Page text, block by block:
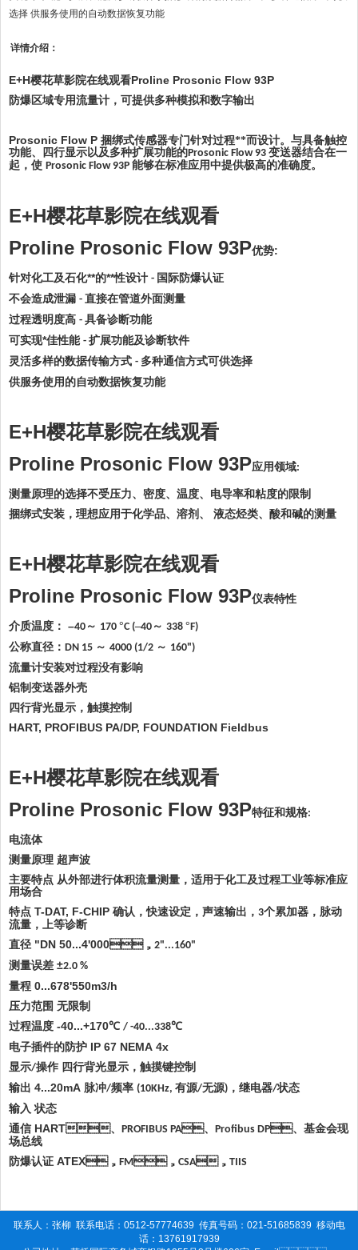
选择 供服务使用的自动数据恢复功能
详情介绍：
E+H樱花草影院在线观看Proline Prosonic Flow 93P
防爆区域专用流量计，可提供多种模拟和数字输出
Prosonic Flow P 捆绑式传感器专门针对过程**而设计。与具备触控
功能、四行显示以及多种扩展功能的Prosonic Flow 93 变送器结合在一
起，使 Prosonic Flow 93P 能够在标准应用中提供极高的准确度。
E+H樱花草影院在线观看
Proline Prosonic Flow 93P优势:
针对化工及石化**的**性设计 - 国际防爆认证
不会造成泄漏 - 直接在管道外面测量
过程透明度高 - 具备诊断功能
可实现*佳性能 - 扩展功能及诊断软件
灵活多样的数据传输方式 - 多种通信方式可供选择
供服务使用的自动数据恢复功能
E+H樱花草影院在线观看
Proline Prosonic Flow 93P应用领域:
测量原理的选择不受压力、密度、温度、电导率和粘度的限制
捆绑式安装，理想应用于化学品、溶剂、 液态烃类、酸和碱的测量
E+H樱花草影院在线观看
Proline Prosonic Flow 93P仪表特性
介质温度： –40 ～ 170 °C (–40 ～ 338 °F)
公称直径： DN 15 ～ 4000 (1/2 ～ 160")
流量计安装对过程没有影响
铝制变送器外壳
四行背光显示，触摸控制
HART, PROFIBUS PA/DP, FOUNDATION Fieldbus
E+H樱花草影院在线观看
Proline Prosonic Flow 93P特征和规格:
电流体
测量原理 超声波
主要特点 从外部进行体积流量测量，适用于化工及过程工业等标准应
用场合
特点 T-DAT, F-CHIP 确认，快速设定，声速输出， 3个累加器，脉动
流量，上等诊断
直径 "DN 50...4'000， 2"...160"
测量误差 ±2.0 %
量程 0...678'550m3/h
压力范围 无限制
过程温度 -40...+170℃ / -40...338℃
电子插件的防护 IP 67 NEMA 4x
显示/操作 四行背光显示，触摸键控制
输出 4...20mA 脉冲/频率 (10KHz, 有源/无源) ，继电器/状态
输入 状态
通信 HART、 PROFIBUS PA、 Profibus DP、基金会现
场总线
防爆认证 ATEX， FM， CSA， TIIS
联系人：张柳 联系电话：0512-57774639 传真号码：021-51685839 移动电
话：13761917939